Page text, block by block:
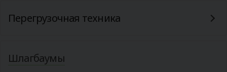
Перегрузочная техника
Шлагбаумы